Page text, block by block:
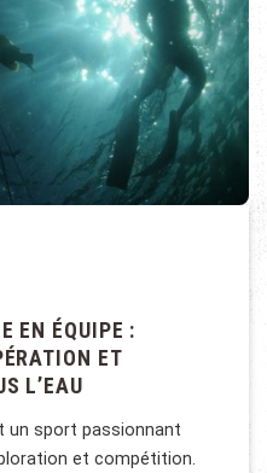
EN ÉQUIPE :
ET
L’EAU
un sport passionnant
et compétition.